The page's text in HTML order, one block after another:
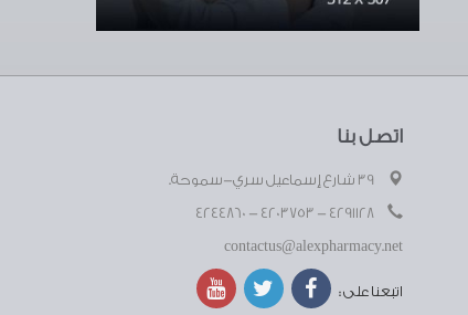
اتصل بنا
contactus@alexpharmacy.net
اتبعنا على :